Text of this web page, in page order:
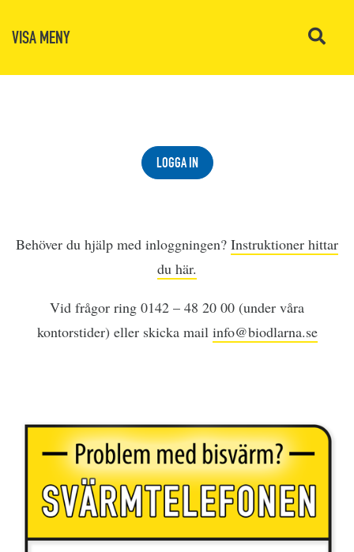
VISA MENY
LOGGA IN
Behöver du hjälp med inloggningen? Instruktioner hittar
du här.
Vid frågor ring 0142 – 48 20 00 (under våra
kontorstider) eller skicka mail info@biodlarna.se